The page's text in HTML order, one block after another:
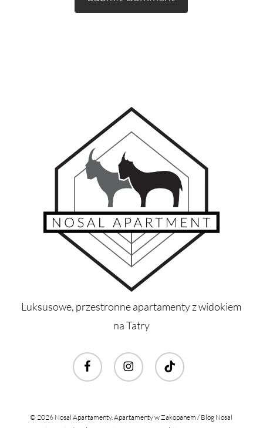
Luksusowe, przestronne apartamenty z widokiem
na Tatry
facebook instagram tiktok
© 2026 Nosal Apartamenty. Apartamenty w Zakopanem / Blog Nosal